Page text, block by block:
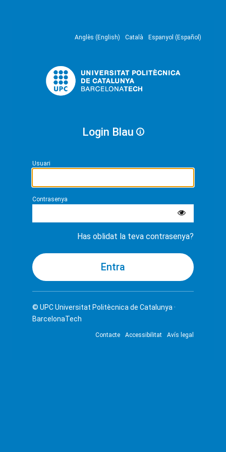
Anglès (English) Català Espanyol (Español)
Login Blau
Usuari
Contrasenya
Has oblidat la teva contrasenya?
© UPCUniversitat Politècnica de Catalunya ·
BarcelonaTech
Contacte Accessibilitat Avís legal